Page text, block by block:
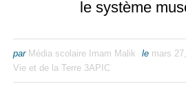
le système
par Média scolaire Imam Malik le mars
Vie et de la Terre 3APIC